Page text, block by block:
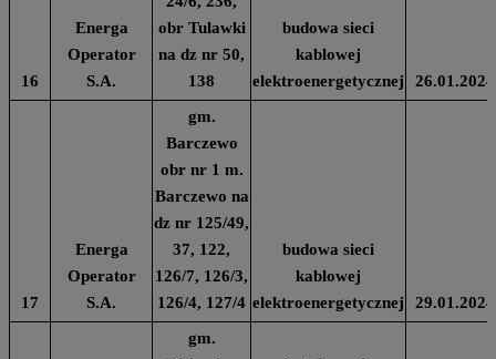
16
Energa
Operator
S.A.
obr Tulawki
na dz nr 50,
138
budowa sieci
kablowej
elektroenergetycznej
26.01.2024
17
Energa
Operator
S.A.
gm.
Barczewo
obr nr 1 m.
Barczewo na
dz nr 125/49,
37, 122,
126/7, 126/3,
126/4, 127/4
budowa sieci
kablowej
elektroenergetycznej
29.01.2024
gm.